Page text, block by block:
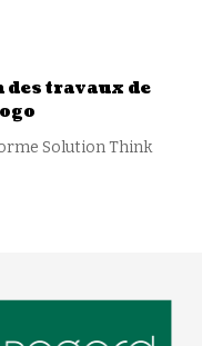
des travaux de
Solution Think